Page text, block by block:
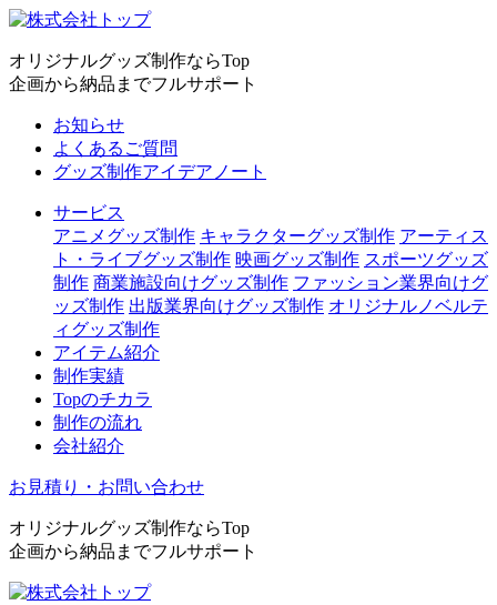
オリジナルグッズ制作ならTop
企画から納品までフルサポート
お知らせ
よくあるご質問
グッズ制作アイデアノート
サービス
アニメグッズ制作 キャラクターグッズ制作 アーティス
ト・ライブグッズ制作 映画グッズ制作 スポーツグッズ
制作 商業施設向けグッズ制作 ファッション業界向けグ
ッズ制作 出版業界向けグッズ制作 オリジナルノベルテ
ィグッズ制作
アイテム紹介
制作実績
Topのチカラ
制作の流れ
会社紹介
お見積り・お問い合わせ
オリジナルグッズ制作ならTop
企画から納品までフルサポート